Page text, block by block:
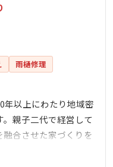
雨樋修理
年以上にわたり地域密
親子二代で経営して
合させた家づくりを
かしたエコな家づく